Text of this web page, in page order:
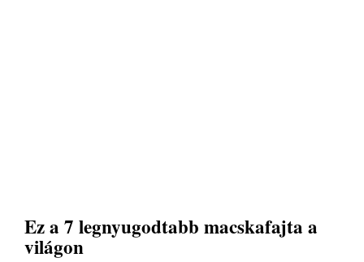
Ez a 7 legnyugodtabb macskafajta a
világon